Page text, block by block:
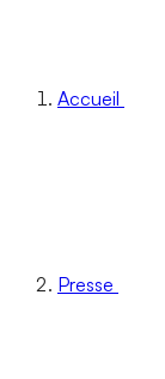
Accueil
Presse